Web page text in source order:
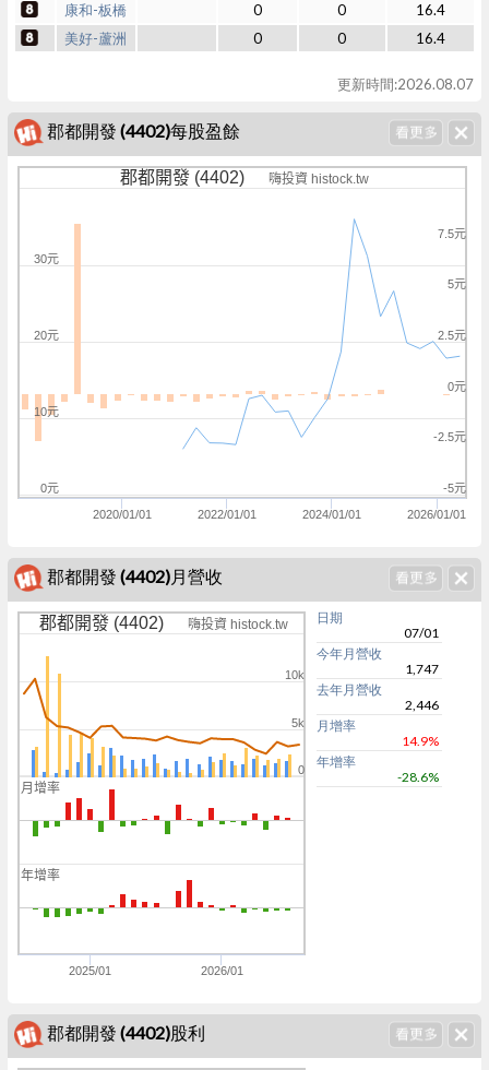
康和-板橋
0 0
16.4
美好-蘆洲
0 0 16.4
更新時間:2026.08.07
郡都開發 (4402)每股盈餘
郡都開發 (4402) 嗨投資 histock.tw
2020/01/01 2022/01/01 2024/01/01 2026/01/01
-5元
-2.5元
0元
2.5元
5元
7.5元
0元
10元
20元
30元
郡都開發 (4402)月營收
月增率
年增率
郡都開發 (4402) 嗨投資 histock.tw
2025/01 2026/01
0
5k
10k
日期
07/01
今年月營收
1,747
去年月營收
2,446
月增率
14.9%
年增率
-28.6%
郡都開發 (4402)股利